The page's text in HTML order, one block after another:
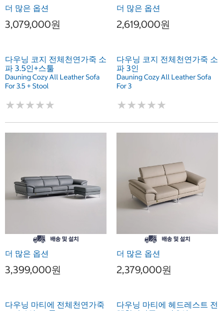
더 많은 옵션
3,079,000원
다우닝 코지 전체천연가죽 소
파 3.5인+스툴
Dauning Cozy All Leather Sofa
For 3.5 + Stool
★★★★★
★★★★★
더 많은 옵션
2,619,000원
다우닝 코지 전체천연가죽 소
파 3인
Dauning Cozy All Leather Sofa
For 3
★★★★★
★★★★★
더 많은 옵션
3,399,000원
다우닝 마티에 전체천연가죽
더 많은 옵션
2,379,000원
다우닝 마티에 헤드레스트 전